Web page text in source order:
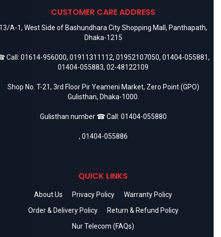
CUSTOMER CARE ADDRESS
A-1, West Side of Bashundhara City Shopping Mall, Panthapath,
Dhaka-1215
Call: 01614-956000, 01911311112, 01952107050, 01404-055881,
01404-055883, 02-48122109
Shop No. T-21, 3rd Floor Pir Yeameni Market, Zero Point (GPO)
Gulisthan, Dhaka-1000.
Gulisthan number ☎ Call: 01404-055880
, 01404-055886
QUICK LINKS
About Us Privacy Policy
Warranty Policy
Order & Delivery Policy
Return & Refund Policy
Nur Telecom (FAQs)